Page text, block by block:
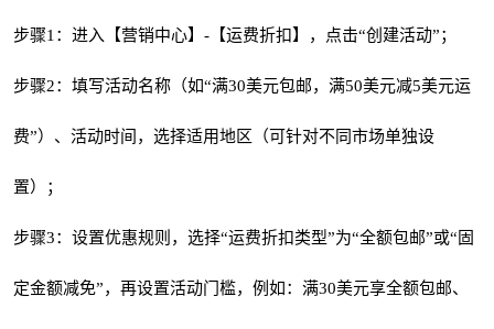
步骤1：进入【营销中心】-【运费折扣】，点击“创建活动”；
步骤2：填写活动名称（如“满30美元包邮，满50美元减5美元运
费”）、活动时间，选择适用地区（可针对不同市场单独设
置）；
步骤3：设置优惠规则，选择“运费折扣类型”为“全额包邮”或“固
定金额减免”，再设置活动门槛，例如：满30美元享全额包邮、